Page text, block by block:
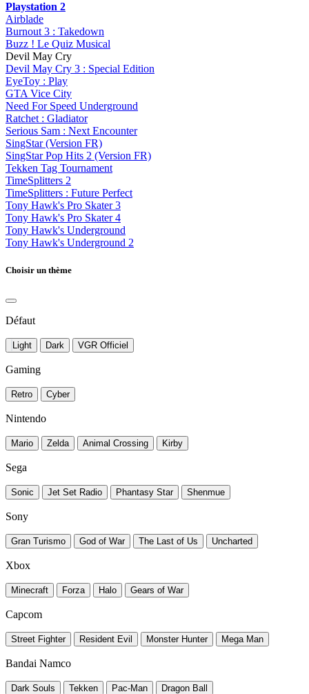
Playstation 2
Airblade
Burnout 3 : Takedown
Buzz ! Le Quiz Musical
Devil May Cry
Devil May Cry 3 : Special Edition
EyeToy : Play
GTA Vice City
Need For Speed Underground
Ratchet : Gladiator
Serious Sam : Next Encounter
SingStar (Version FR)
SingStar Pop Hits 2 (Version FR)
Tekken Tag Tournament
TimeSplitters 2
TimeSplitters : Future Perfect
Tony Hawk's Pro Skater 3
Tony Hawk's Pro Skater 4
Tony Hawk's Underground
Tony Hawk's Underground 2
Choisir un thème
Défaut
Light Dark VGR Officiel
Gaming
Retro Cyber
Nintendo
Mario Zelda Animal Crossing Kirby
Sega
Sonic Jet Set Radio Phantasy Star Shenmue
Sony
Gran Turismo God of War The Last of Us Uncharted
Xbox
Minecraft Forza Halo Gears of War
Capcom
Street Fighter Resident Evil Monster Hunter Mega Man
Bandai Namco
Dark Souls Tekken Pac-Man Dragon Ball